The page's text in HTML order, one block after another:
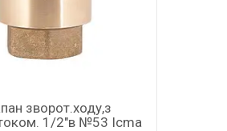
зворот.ходу,з
1/2"в №53 Icma